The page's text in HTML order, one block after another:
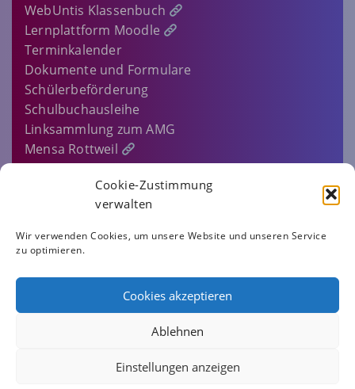
Cookie-Zustimmung
verwalten
Wir verwenden Cookies, um unsere Website und unseren Service
zu optimieren.
Cookies akzeptieren
Ablehnen
Einstellungen anzeigen
WebUntis Klassenbuch
Lernplattform Moodle
Terminkalender
Dokumente und Formulare
Schülerbeförderung
Schulbuchausleihe
Linksammlung zum AMG
Mensa Rottweil
Sitemap
IMPRESSUM
DATENSCHUTZERKLÄRUNG
COOKIE-RICHTLINIE (EU)